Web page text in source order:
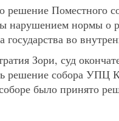
решение Поместного
нарушением нормы о
государства во
Зори, суд
решение собора УПЦ
было принято